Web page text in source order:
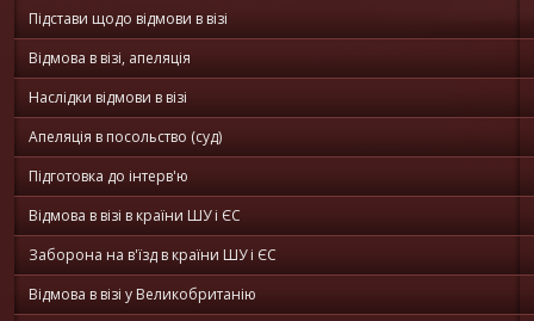
консультация
Підстави щодо відмови в візі
Відмова в візі, апеляція
Наслідки відмови в візі
Апеляція в посольство (суд)
Підготовка до інтерв'ю
Відмова в візі в країни ШУ і ЄС
Заборона на в'їзд в країни ШУ і ЄС
Відмова в візі у Великобританію